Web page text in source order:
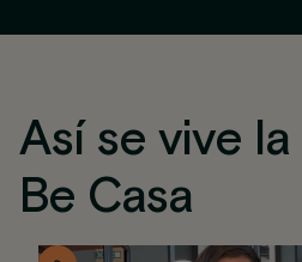
Así se vive la
Be Casa